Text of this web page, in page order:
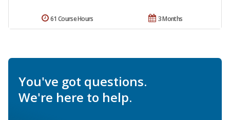
3 Months
61 Course Hours
You've got questions.
We're here to help.